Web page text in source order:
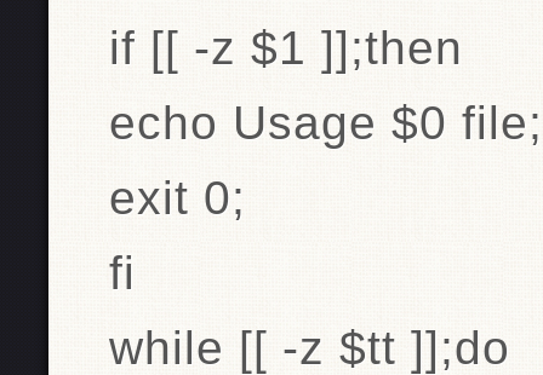
if [[ -z $1 ]];then
echo Usage $0 file;
exit 0;
fi
while [[ -z $tt ]];do